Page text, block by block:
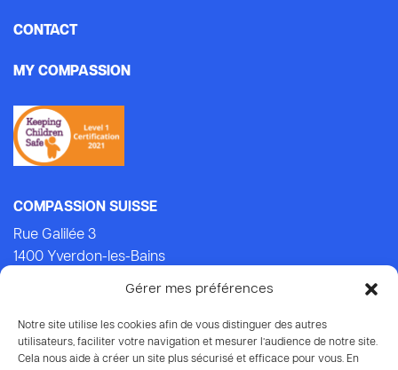
Gérer mes préférences
Notre site utilise les cookies afin de vous distinguer des autres
utilisateurs, faciliter votre navigation et mesurer l’audience de notre site.
Cela nous aide à créer un site plus sécurisé et efficace pour vous. En
CONTACT
MY COMPASSION
COMPASSION SUISSE
Rue Galilée 3
1400 Yverdon-les-Bains
IBAN CH93 8080 8007 6814 3434 7